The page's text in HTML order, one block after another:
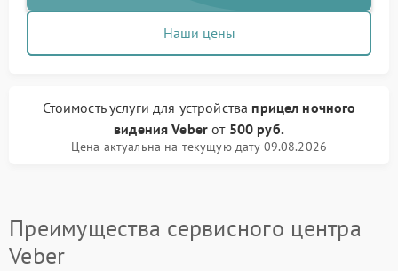
Наши цены
Стоимость услугидля устройства прицел ночного
видения Veber от 500 руб.
Цена актуальна на текущую дату 09.08.2026
Преимущества сервисного центра
Veber